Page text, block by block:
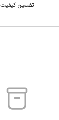
تضمین کیفیت